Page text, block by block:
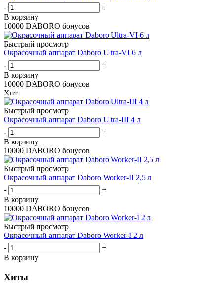
-
+
В корзину
10000 DABORO бонусов
Быстрый просмотр
Окрасочный аппарат Daboro Ultra-VI 6 л
-
+
В корзину
10000 DABORO бонусов
Хит
Быстрый просмотр
Окрасочный аппарат Daboro Ultra-III 4 л
-
+
В корзину
10000 DABORO бонусов
Быстрый просмотр
Окрасочный аппарат Daboro Worker-II 2,5 л
-
+
В корзину
10000 DABORO бонусов
Быстрый просмотр
Окрасочный аппарат Daboro Worker-I 2 л
-
+
В корзину
Хиты